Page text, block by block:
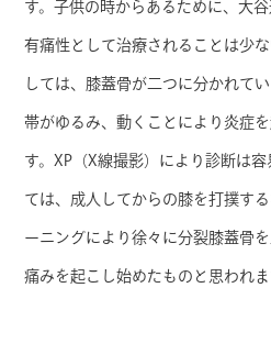
す。子供の時からあるために、大
有痛性として治療されることは少
しては、膝蓋骨が二つに分かれて
帯がゆるみ、動くことにより炎症
す。XP（X線撮影）により診断は
ては、成人してからの膝を打撲す
ーニングにより徐々に分裂膝蓋骨
痛みを起こし始めたものと思われま